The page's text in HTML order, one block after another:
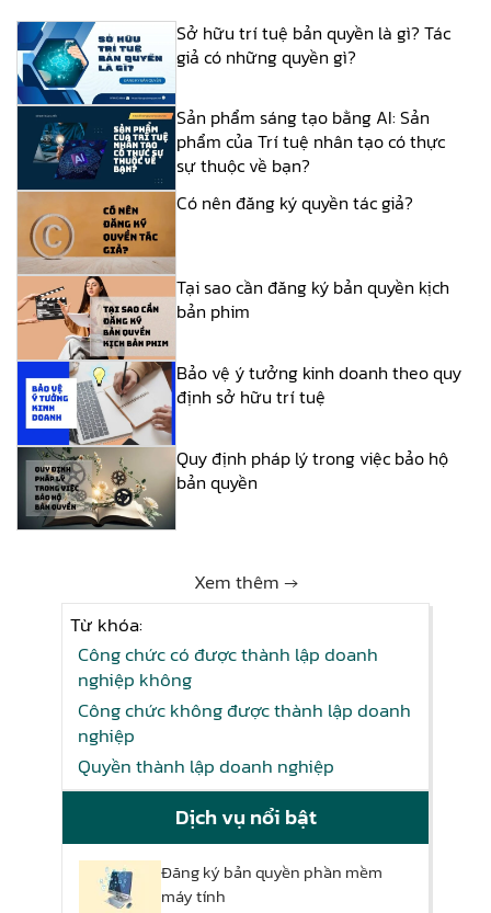
Sở hữu trí tuệ bản quyền là gì? Tác
giả có những quyền gì?
Sản phẩm sáng tạo bằng AI: Sản
phẩm của Trí tuệ nhân tạo có thực
sự thuộc về bạn?
Có nên đăng ký quyền tác giả?
Tại sao cần đăng ký bản quyền kịch
bản phim
Bảo vệ ý tưởng kinh doanh theo quy
định sở hữu trí tuệ
Quy định pháp lý trong việc bảo hộ
bản quyền
Xem thêm →
Từ khóa:
Công chức có được thành lập doanh
nghiệp không
Công chức không được thành lập doanh
nghiệp
Quyền thành lập doanh nghiệp
Dịch vụ nổi bật
Đăng ký bản quyền phần mềm
máy tính